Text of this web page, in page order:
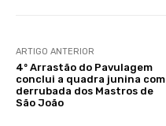
ARTIGO ANTERIOR
4º Arrastão do Pavulagem
conclui a quadra junina com
derrubada dos Mastros de
São João